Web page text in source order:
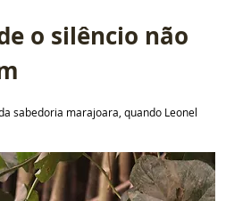
o silêncio não
sabedoria marajoara, quando Leonel